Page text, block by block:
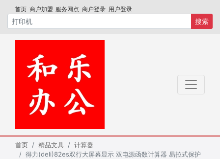
首页 商户加盟 服务网点 商户登录 用户登录
搜索
首页 精品文具
计算器
得力(deli)82es双行大屏幕显示 双电源函数计算器 易拉式保护